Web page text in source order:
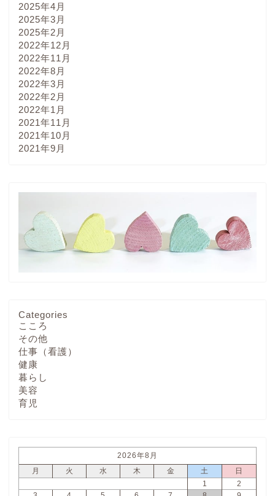
2025年4月
2025年3月
2025年2月
2022年12月
2022年11月
2022年8月
2022年3月
2022年2月
2022年1月
2021年11月
2021年10月
2021年9月
Categories
こころ
その他
仕事（看護）
健康
暮らし
美容
育児
2026年8月
月
火 水 木 金 土
日
1
2